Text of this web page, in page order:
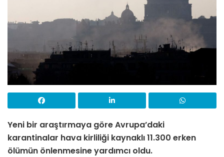
Yeni bir araştırmaya göre Avrupa’daki
karantinalar hava kirliliği kaynaklı 11.300 erken
ölümün önlenmesine yardımcı oldu.